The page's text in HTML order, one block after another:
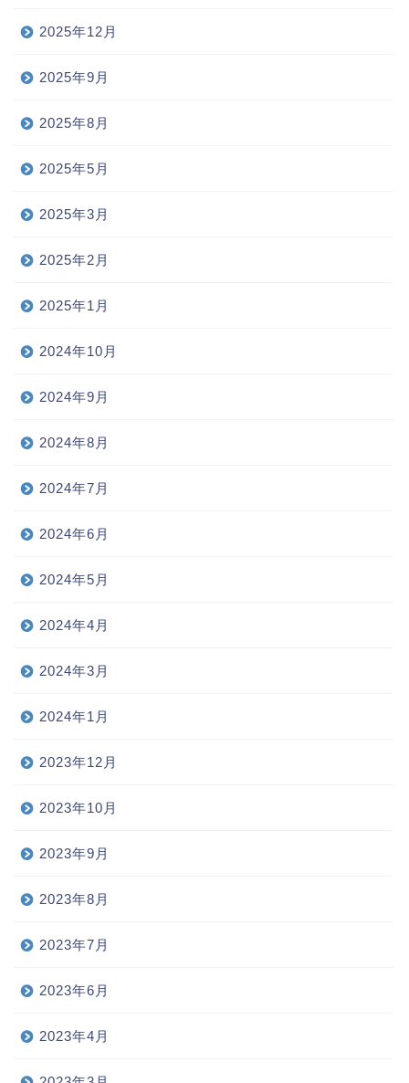
2025年12月
2025年9月
2025年8月
2025年5月
2025年3月
2025年2月
2025年1月
2024年10月
2024年9月
2024年8月
2024年7月
2024年6月
2024年5月
2024年4月
2024年3月
2024年1月
2023年12月
2023年10月
2023年9月
2023年8月
2023年7月
2023年6月
2023年4月